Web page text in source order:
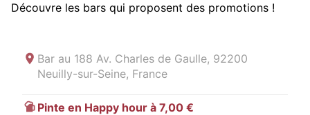
Découvre les bars qui proposent des promotions !
Bar au 188 Av. Charles de Gaulle, 92200
Neuilly-sur-Seine, France
Pinte en Happy hour à 7,00 €